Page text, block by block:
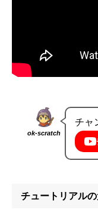
ok-scratch
チャ
チュートリアル